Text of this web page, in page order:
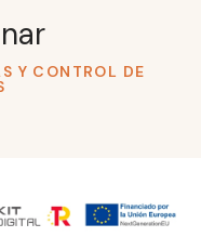
Y CONTROL DE